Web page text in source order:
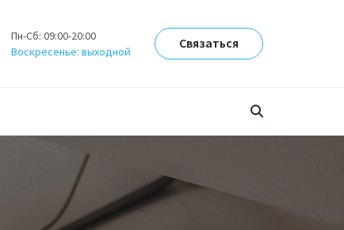
Пн-Сб: 09:00-20:00
Воскресенье: выходной
Связаться